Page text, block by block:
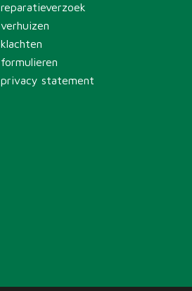
reparatieverzoek
verhuizen
klachten
formulieren
privacy statement